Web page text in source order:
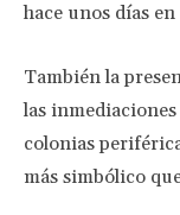
hace unos días
También la
las
colonias
más simbólico